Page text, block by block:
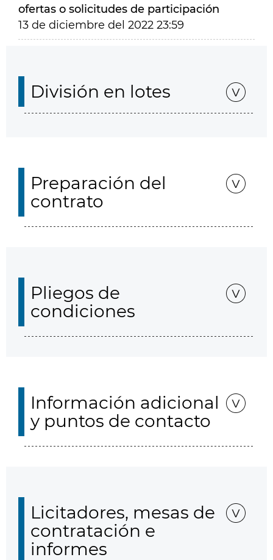
ofertas o solicitudes de participación
13 de diciembre del 2022 23:59
División en lotes
Preparación del
contrato
Pliegos de
condiciones
Información adicional
y puntos de contacto
Licitadores, mesas de
contratación e
informes